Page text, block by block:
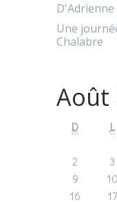
D'Adrienne
Une
Chalabre
Août
D L
2
3
9
10
16
17